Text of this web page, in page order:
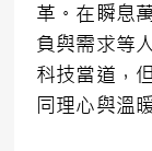
革。在瞬息
負與需求等
科技當道，
同理心與溫